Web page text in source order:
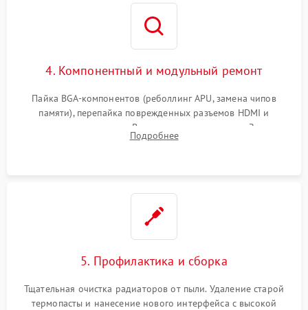
4. Компонентный и модульный ремонт
Пайка BGA-компонентов (реболлинг APU, замена чипов
памяти), перепайка поврежденных разъемов HDMI и
контроллеров питания. Восстановление дорожек. Замена
неисправного жесткого диска, SSD или лазерной головки
Подробнее
5. Профилактика и сборка
Тщательная очистка радиаторов от пыли. Удаление старой
термопасты и нанесение нового интерфейса с высокой